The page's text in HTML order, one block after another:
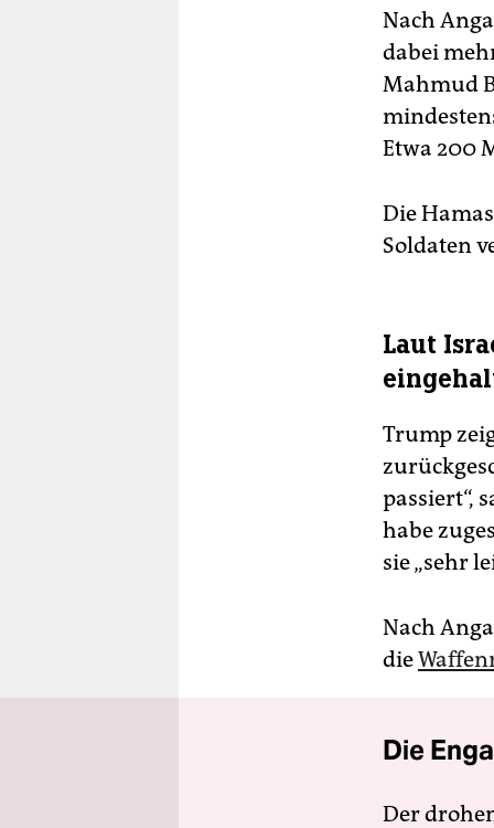
Nach
dabei
Mahmud
Etwa 200
Die
Soldaten
Laut
Trump
passiert“,
habe
sie „sehr
Nach
die
Die
Der